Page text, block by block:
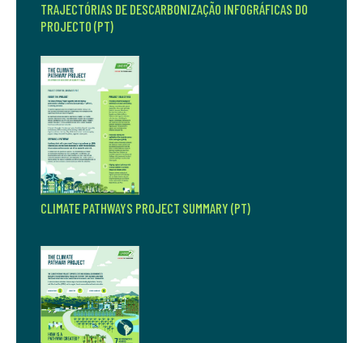
TRAJECTÓRIAS DE DESCARBONIZAÇÃO INFOGRÁFICAS DO
PROJECTO (PT)
CLIMATE PATHWAYS PROJECT SUMMARY (PT)